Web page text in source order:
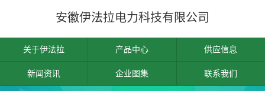
安徽伊法拉电力科技有限公司
关于伊法拉 产品中心 供应信息
新闻资讯 企业图集 联系我们